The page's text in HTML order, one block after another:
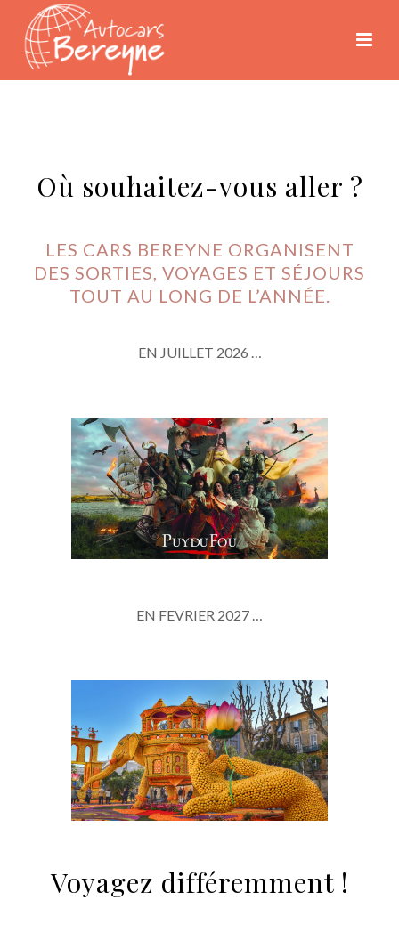
Où souhaitez-vous aller ?
LES CARS BEREYNE ORGANISENT
DES SORTIES, VOYAGES ET SÉJOURS
TOUT AU LONG DE L’ANNÉE.
EN JUILLET 2026 …
LE PUY DU FOU
EN JUILLET... Nos séjours
EN FEVRIER 2027 …
DES CITRONS
EN FÉVRIER Nos séjours
Voyagez différemment !